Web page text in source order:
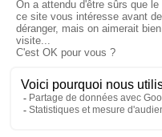
Adresse (sur rdv) :
Place du Temple 3
1227 Carouge - Genève
022 342 49 49